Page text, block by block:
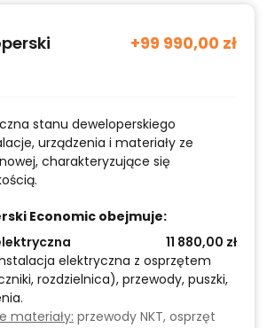
+99 990,00 zł
stanu deweloperskiego
urządzenia i materiały ze
charakteryzujące się
Economic obejmuje:
11 880,00 zł
elektryczna z osprzętem
rozdzielnica), przewody, puszki,
materiały: przewody NKT, osprzęt